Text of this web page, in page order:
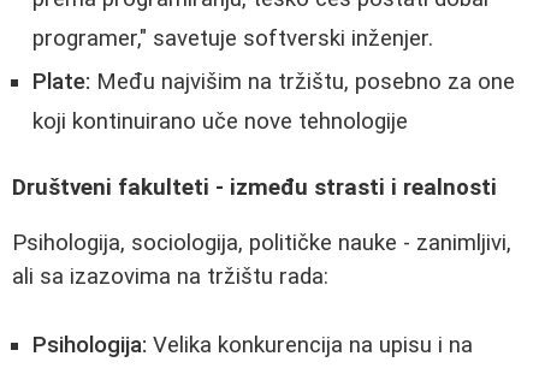
programer," savetuje softverski inženjer.
Plate: Među najvišim na tržištu, posebno za one
koji kontinuirano uče nove tehnologije
Društveni fakulteti - između strasti i realnosti
Psihologija, sociologija, političke nauke - zanimljivi,
ali sa izazovima na tržištu rada:
Psihologija: Velika konkurencija na upisu i na